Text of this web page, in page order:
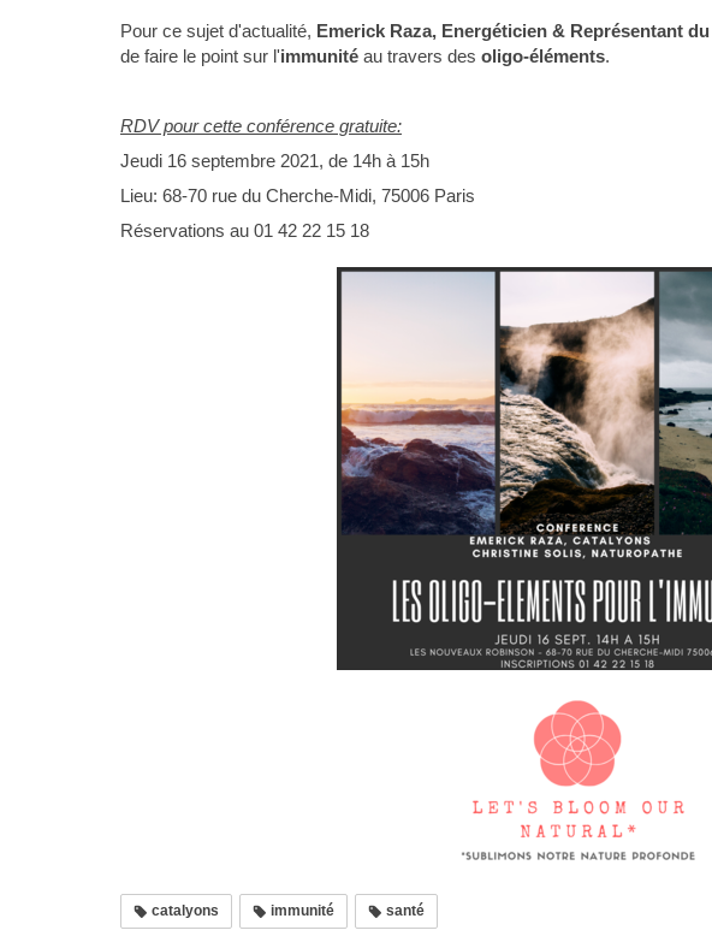
Pour ce sujet d'actualité, Emerick Raza, Energéticien & Représentant
de faire le point sur l'immunité au travers des oligo-éléments.
RDV pour cette conférence gratuite:
Jeudi 16 septembre 2021, de 14h à 15h
Lieu: 68-70 rue du Cherche-Midi, 75006 Paris
Réservations au 01 42 22 15 18
catalyons immunité santé